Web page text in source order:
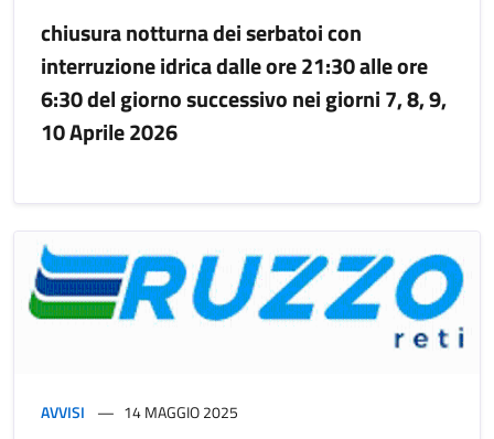
chiusura notturna dei serbatoi con
interruzione idrica dalle ore 21:30 alle ore
6:30 del giorno successivo nei giorni 7, 8, 9,
10 Aprile 2026
AVVISI 14 MAGGIO 2025